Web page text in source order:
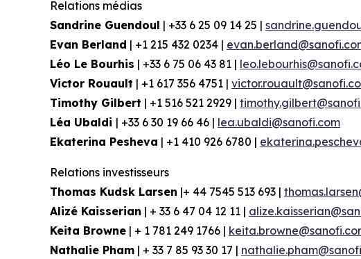
Relations médias
Sandrine Guendoul | +33 6 25 09 14 25 |
Evan Berland | +1 215 432 0234 |
Léo Le Bourhis | +33 6 75 06 43 81 |
Victor Rouault | +1 617 356 4751 |
Timothy Gilbert | +1 516 521 2929 |
Léa Ubaldi | +33 6 30 19 66 46 | lea.ubaldi@sanofi.com
Ekaterina Pesheva | +1 410 926 6780 |
Relations investisseurs
Thomas Kudsk Larsen |+ 44 7545 513 693 |
Alizé Kaisserian | + 33 6 47 04 12 11 |
Keita Browne | + 1 781 249 1766 |
Nathalie Pham | + 33 7 85 93 30 17 |